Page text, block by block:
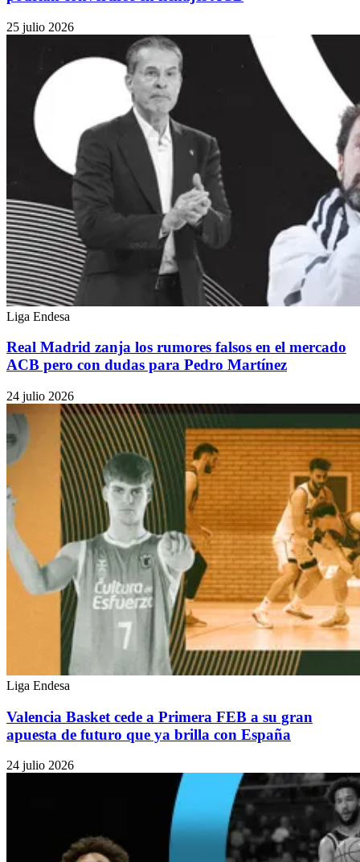
25 julio 2026
Liga Endesa
Real Madrid zanja los rumores falsos en el mercado
ACB pero con dudas para Pedro Martínez
24 julio 2026
Liga Endesa
Valencia Basket cede a Primera FEB a su gran
apuesta de futuro que ya brilla con España
24 julio 2026